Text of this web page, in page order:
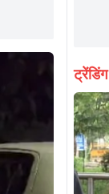
ट्रेंडिंग